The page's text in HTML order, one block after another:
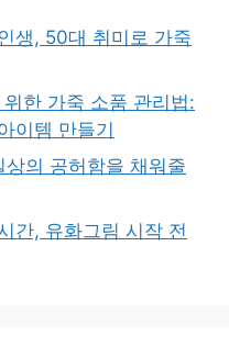
생, 50대 취미로 가죽
한 가죽 소품 관리법:
이템 만들기
상의 공허함을 채워줄
간, 유화그림 시작 전